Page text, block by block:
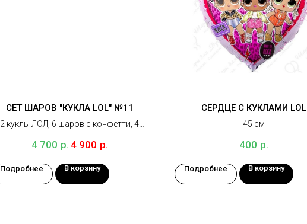
СЕТ ШАРОВ "КУКЛА LOL" №11
2 куклы ЛОЛ, 6 шаров с конфетти, 4
грузика
4 700 р.4 900 р.
Подробнее В корзину
СЕРДЦЕ С КУКЛАМИ LOL
45 см
400 р.
Подробнее В корзину